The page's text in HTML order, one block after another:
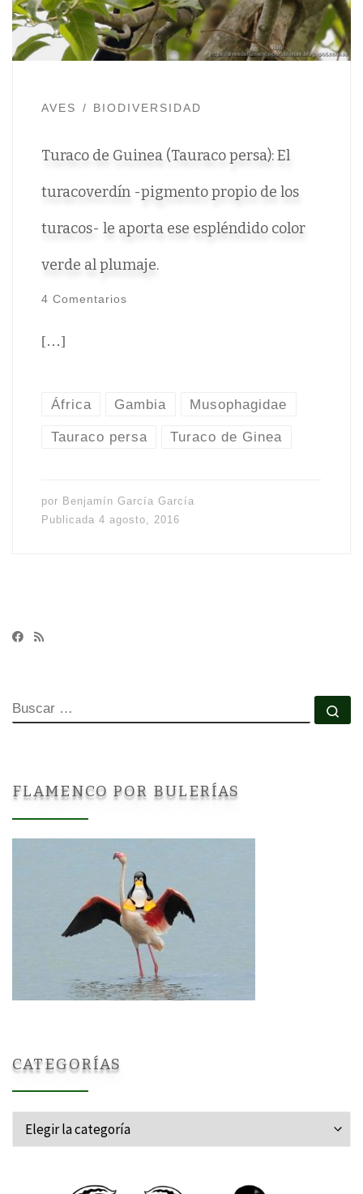
AVES BIODIVERSIDAD
Turaco de Guinea (Tauraco persa): El
turacoverdín -pigmento propio de los
turacos- le aporta ese espléndido color
verde al plumaje.
4 Comentarios
[…]
África Gambia Musophagidae
Tauraco persa Turaco de Ginea
por Benjamín García García
Publicada 4 agosto, 2016
BUSCAR
FLAMENCO POR BULERÍAS
CATEGORÍAS
Categorías